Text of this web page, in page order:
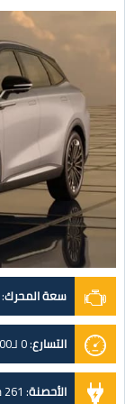
سعة المحرك:
التسارع:0 لـ100 كم في 7.6 ثانية
الأحصنة: 261 حصان